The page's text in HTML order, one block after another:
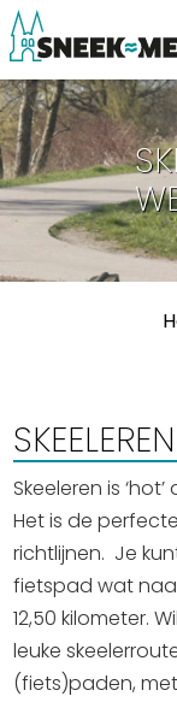
Over Sneek
Uitgelicht
Praktische
Toeristische
Eten, drinken
Overnachten
Winkelen
En meer
Jouw Sneek
Skeeleren is
Het is de
richtlijnen. Je
fietspad wat
12,50 kilometer.
leuke
(fiets)paden,